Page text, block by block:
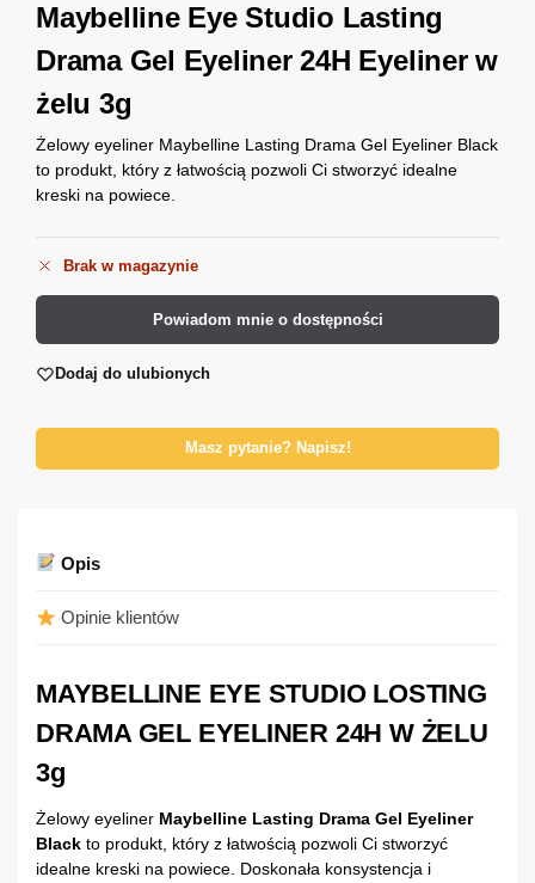
Maybelline Eye Studio Lasting
Drama Gel Eyeliner 24H Eyeliner w
żelu 3g
Żelowy eyeliner Maybelline Lasting Drama Gel Eyeliner Black
to produkt, który z łatwością pozwoli Ci stworzyć idealne
kreski na powiece.
Brak w magazynie
Powiadom mnie o dostępności
Dodaj do ulubionych
Masz pytanie? Napisz!
Opis
Opinie klientów
MAYBELLINE EYE STUDIO LOSTING
DRAMA GEL EYELINER 24H W ŻELU
3g
Żelowy eyeliner Maybelline Lasting Drama Gel Eyeliner
Black to produkt, który z łatwością pozwoli Ci stworzyć
idealne kreski na powiece. Doskonała konsystencja i